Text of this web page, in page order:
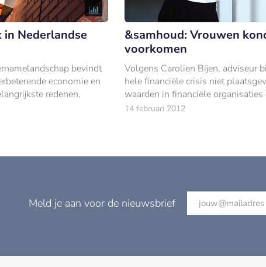
in Nederlandse
bevindt
economie en
redenen.
&samhoud: Vrouwen
voorkomen
Volgens Carolien Bijen, adviseur
hele financiële crisis niet
waarden in financiële
geweest”.
14 februari 2012
Meld je aan voor de nieuwsbrief